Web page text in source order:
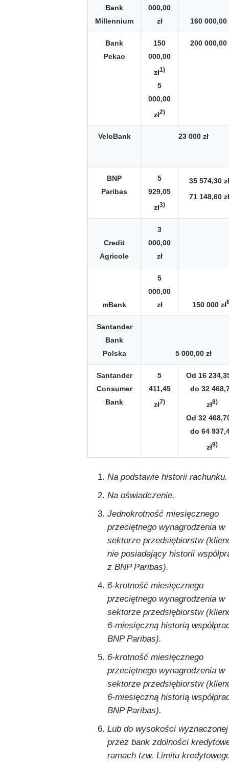
Bank
Millennium
000,00
zł
160 000,00
Bank
Pekao
150
000,00
zł1)
5
000,00
zł2)
200 000,00
VeloBank 23 000 zł
BNP
Paribas
5
929,05
zł3)
35 574,30 zł
71 148,60 zł
Credit
Agricole
3
000,00
zł
mBank
5
000,00
zł
150 000 zł
Santander
Bank
Polska
5 000,00 zł
Santander
Consumer
Bank
5
411,45
zł7)
Od 16
do 32
zł8)
Od 32
do 64
zł9)
Na podstawie historii rachunku.
Na oświadczenie.
Jednokrotność miesięcznego
przeciętnego wynagrodzenia w
sektorze przedsiębiorstw
nie posiadający historii
z BNP Paribas).
6-krotność miesięcznego
przeciętnego wynagrodzenia w
sektorze przedsiębiorstw
6-miesięczną historią
BNP Paribas).
6-krotność miesięcznego
przeciętnego wynagrodzenia w
sektorze przedsiębiorstw
6-miesięczną historią
BNP Paribas).
Lub do wysokości wyznaczonej
przez bank zdolności
ramach tzw. Limitu